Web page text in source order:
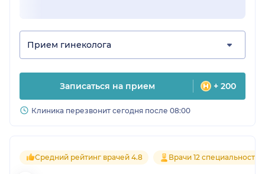
Прием гинеколога
Записаться на прием + 200
Клиника перезвонит сегодня после 08:00
Средний рейтинг врачей 4.8 Врачи 12 специальностей